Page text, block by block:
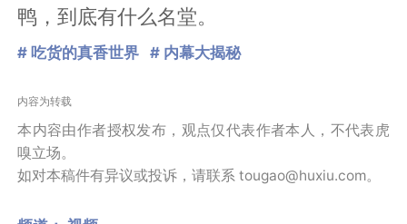
鸭，到底有什么名堂。
# 吃货的真香世界 # 内幕大揭秘
内容为转载
本内容由作者授权发布，观点仅代表作者本人，不代表虎
嗅立场。
如对本稿件有异议或投诉，请联系 tougao@huxiu.com。